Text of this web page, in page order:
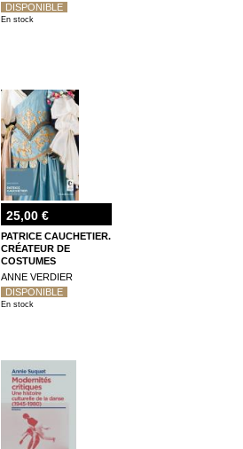
DISPONIBLE
En stock
25,00 €
PATRICE CAUCHETIER.
CRÉATEUR DE
COSTUMES
ANNE VERDIER
DISPONIBLE
En stock